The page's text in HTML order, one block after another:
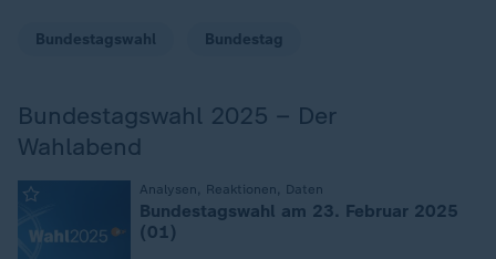
Bundestagswahl Bundestag
Bundestagswahl 2025 – Der
Wahlabend
Analysen, Reaktionen, Daten
Bundestagswahl am 23. Februar 2025
(01)